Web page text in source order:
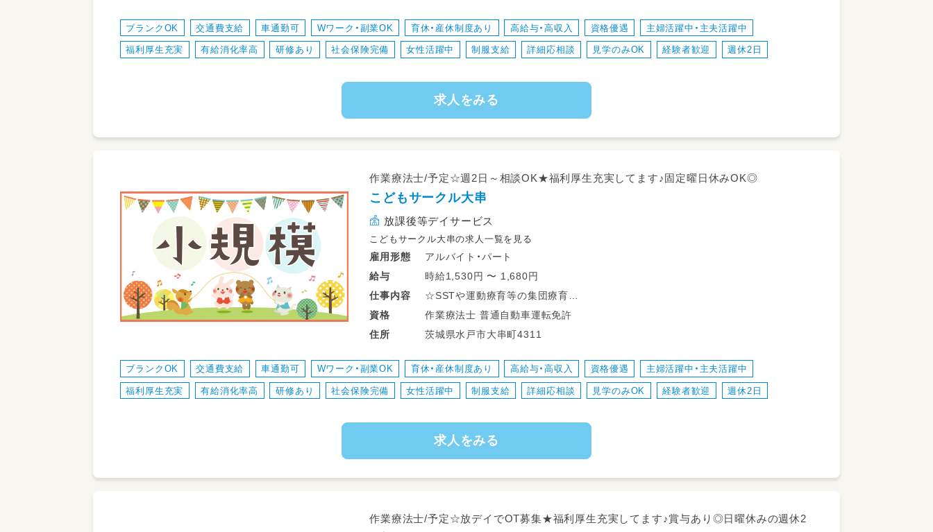
☆児童指導員業務全般
☆保護者対応
☆近隣店舗へのヘルプ業務
☆その他、資格により個別支援業務
※従事すべき業務の変更の範囲：なし
※雇用期間の定め：6ヶ月（勤務成績、態度により判断する）※更新上限なし
ブランクOK 交通費支給 車通勤可 Wワーク・副業OK 育休・産休制度あり 高給与・高収入 資格優遇 主婦活躍中・主夫活躍中
福利厚生充実 有給消化率高 研修あり 社会保険完備 女性活躍中 制服支給 詳細応相談 見学のみOK 経験者歓迎 週休2日
求人をみる
作業療法士/予定☆週2日～相談OK★福利厚生充実してます♪固定曜日休みOK◎
こどもサークル大串
放課後等デイサービス
こどもサークル大串の求人一覧を見る
雇用形態
アルバイト・パート
給与
時給1,530円 〜 1,680円
仕事内容
☆SSTや運動療育等の集団療育
☆個別支援、学習支援等の個別療育
☆ADDSを用いた完全個別療育
☆児童指導員業務全般
☆保護者対応
☆近隣店舗へのヘルプ業務
☆その他、資格により個別支援業務
※従事すべき業務の変更の範囲：なし
※雇用期間の定め：6ヶ月（勤務成績、態度により判断する）※更新上限なし
資格
作業療法士 普通自動車運転免許
住所
茨城県水戸市大串町4311
ブランクOK 交通費支給 車通勤可 Wワーク・副業OK 育休・産休制度あり 高給与・高収入 資格優遇 主婦活躍中・主夫活躍中
福利厚生充実 有給消化率高 研修あり 社会保険完備 女性活躍中 制服支給 詳細応相談 見学のみOK 経験者歓迎 週休2日
求人をみる
作業療法士/予定☆放デイでOT募集★福利厚生充実してます♪賞与あり◎日曜休みの週休2